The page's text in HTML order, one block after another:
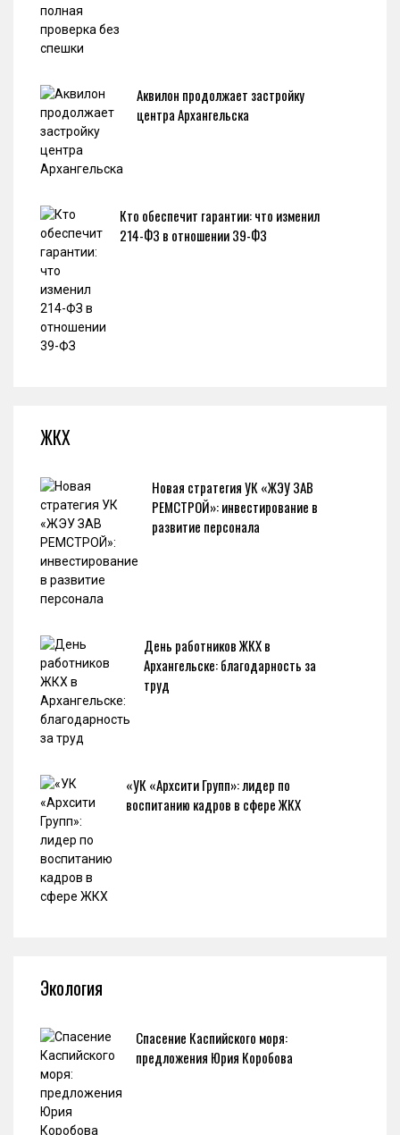
Аквилон продолжает застройку
центра Архангельска
Кто обеспечит гарантии: что изменил
214-ФЗ в отношении 39-ФЗ
ЖКХ
Новая стратегия УК «ЖЭУ ЗАВ
РЕМСТРОЙ»: инвестирование в
развитие персонала
День работников ЖКХ в
Архангельске: благодарность за
труд
«УК «Архсити Групп»: лидер по
воспитанию кадров в сфере ЖКХ
Экология
Спасение Каспийского моря:
предложения Юрия Коробова